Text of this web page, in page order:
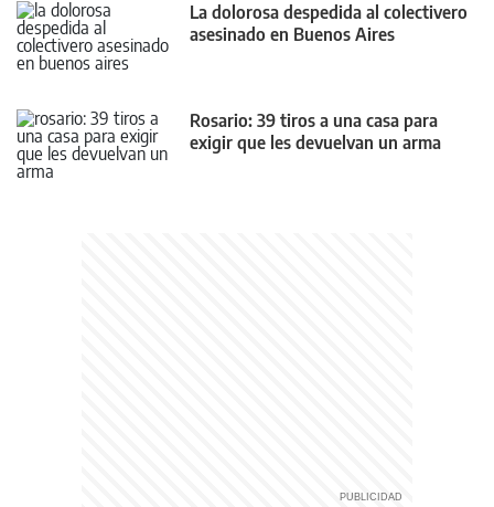
La dolorosa despedida al colectivero
asesinado en Buenos Aires
Rosario: 39 tiros a una casa para
exigir que les devuelvan un arma